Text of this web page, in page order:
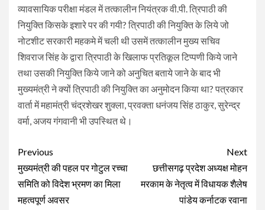
व्यावसायिक परीक्षा मंडल में तत्कालीन नियंत्रक वी.पी. त्रिपाठी की
नियुक्ति किसके इशारे पर की गयी? त्रिपाठी की नियुक्ति के लिये जो
नोटशीट सरकारी महकमे में चली थी उसमें तत्कालीन मुख्य सचिव
शिवराज सिंह के द्वारा त्रिपाठी के खिलाफ प्रतिकूल टिप्पणी किये जाने
तथा उसकी नियुक्ति किये जाने को अनुचित बताये जाने के बाद भी
मुख्यमंत्री ने क्यों त्रिपाठी की नियुक्ति का अनुमोदन किया था? पत्रकार
वार्ता में महामंत्री चंद्रशेखर शुक्ला, प्रवक्ता धनंजय सिंह ठाकुर, सुरेन्द्र
वर्मा, अजय गंगवानी भी उपस्थित थे।
Continue
Reading
Previous
मुख्यमंत्री की पहल पर गोटुल रच्चा
समिति को विदेश भ्रमण का मिला
महत्वपूर्ण अवसर
Next
छत्तीसगढ़ प्रदेश अध्यक्ष मोहन
मरकाम के नेतृत्व में विधायक शैलेष
पांडेय कर्नाटक रवाना